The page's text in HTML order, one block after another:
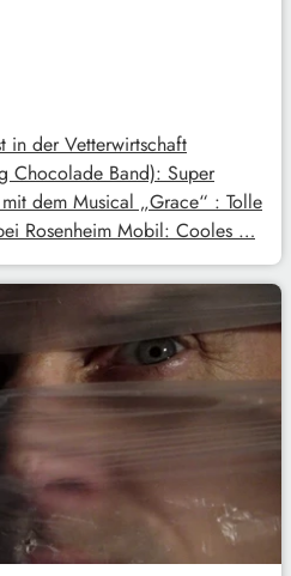
in der Vetterwirtschaft
Chocolade Band): Super
dem Musical „Grace“ : Tolle
Rosenheim Mobil: Cooles …